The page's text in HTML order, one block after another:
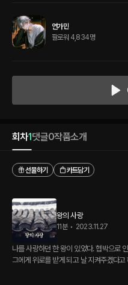
연가민
팔로워 4,834명
회차1댓글0작품소개
선물하기
카트담기
왕의 사랑
11분 • 2023.11.27
나를 사랑하던 한 왕이 있었다. 협박으로
그에게 위로를 받게 되고 날 지켜주겠다고